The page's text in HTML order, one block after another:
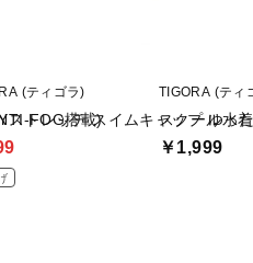
FOG搭載)
(ティゴラ)
ストレッチ スイムキャップ ゆっ
TIGORA (ティ
スクール水
￥1,999